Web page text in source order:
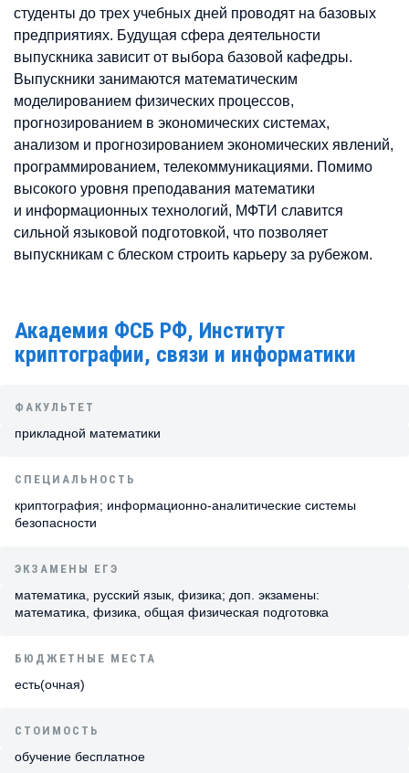
студенты до трех учебных дней проводят на базовых
предприятиях. Будущая сфера деятельности
выпускника зависит от выбора базовой кафедры.
Выпускники занимаются математическим
моделированием физических процессов,
прогнозированием в экономических системах,
анализом и прогнозированием экономических явлений,
программированием, телекоммуникациями. Помимо
высокого уровня преподавания математики
и информационных технологий, МФТИ славится
сильной языковой подготовкой, что позволяет
выпускникам с блеском строить карьеру за рубежом.
Академия ФСБ РФ, Институт
криптографии, связи и информатики
ФАКУЛЬТЕТ
прикладной математики
СПЕЦИАЛЬНОСТЬ
криптография; информационно-аналитические системы
безопасности
ЭКЗАМЕНЫ ЕГЭ
математика, русский язык, физика; доп. экзамены:
математика, физика, общая физическая подготовка
БЮДЖЕТНЫЕ МЕСТА
есть(очная)
СТОИМОСТЬ
обучение бесплатное